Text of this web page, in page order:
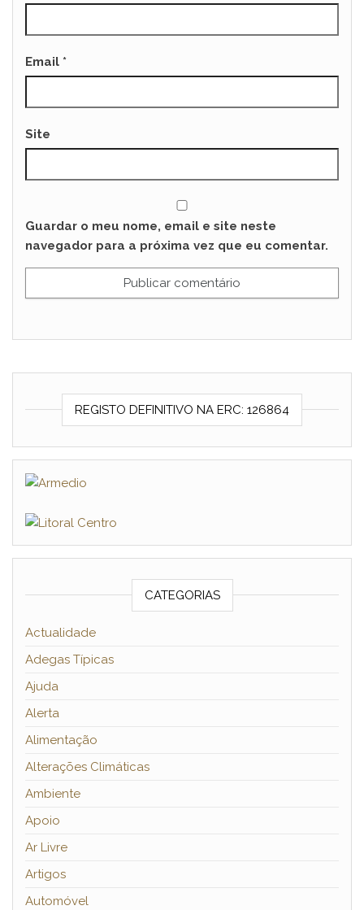
Email *
Site
Guardar o meu nome, email e site neste
navegador para a próxima vez que eu comentar.
REGISTO DEFINITIVO NA ERC: 126864
CATEGORIAS
Actualidade
Adegas Típicas
Ajuda
Alerta
Alimentação
Alterações Climáticas
Ambiente
Apoio
Ar Livre
Artigos
Automóvel